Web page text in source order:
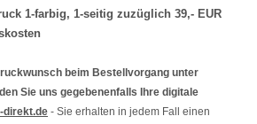
1-farbig, 1-seitig zuzüglich 39,- EUR
beim Bestellvorgang unter
Sie uns gegebenenfalls Ihre digitale
direkt.de - Sie erhalten in jedem Fall einen